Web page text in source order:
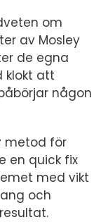
om
av Mosley
de egna
klokt att
någon
metod för
en quick fix
med vikt
och